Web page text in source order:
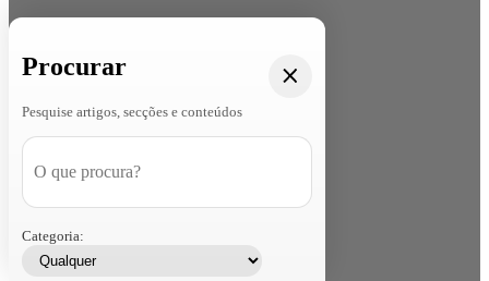
Procurar
Pesquise artigos, secções e conteúdos
Categoria: